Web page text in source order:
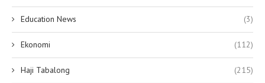
Education News (3)
Ekonomi (112)
Haji Tabalong (215)